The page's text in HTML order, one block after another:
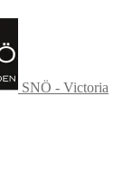
SNÖ - Victoria